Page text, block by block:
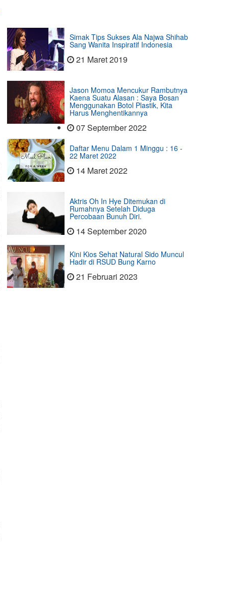
Simak Tips Sukses Ala Najwa Shihab
Sang Wanita Inspiratif Indonesia
21 Maret 2019
Jason Momoa Mencukur Rambutnya
Kaena Suatu Alasan : Saya Bosan
Menggunakan Botol Plastik, Kita
Harus Menghentikannya
07 September 2022
Daftar Menu Dalam 1 Minggu : 16 -
22 Maret 2022
14 Maret 2022
Aktris Oh In Hye Ditemukan di
Rumahnya Setelah Diduga
Percobaan Bunuh Diri.
14 September 2020
Kini Kios Sehat Natural Sido Muncul
Hadir di RSUD Bung Karno
21 Februari 2023